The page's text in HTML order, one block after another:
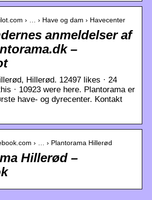
› … › Have og dam › Havecenter
anmeldelser af
–
Hillerød. 12497 likes · 24
· 10923 were here. Plantorama er
have- og dyrecenter. Kontakt
› … › Plantorama Hillerød
Hillerød –